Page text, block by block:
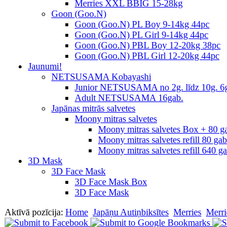
Merries XXL BBIG 15-28kg
Goon (Goo.N)
Goon (Goo.N) PL Boy 9-14kg 44pc
Goon (Goo.N) PL Girl 9-14kg 44pc
Goon (Goo.N) PBL Boy 12-20kg 38pc
Goon (Goo.N) PBL Girl 12-20kg 44pc
Jaunumi!
NETSUSAMA Kobayashi
Junior NETSUSAMA no 2g. līdz 10g.
Adult NETSUSAMA 16gab.
Japānas mitrās salvetes
Moony mitras salvetes
Moony mitras salvetes Box + 80
Moony mitras salvetes refill 80
Moony mitras salvetes refill 640
3D Mask
3D Face Mask
3D Face Mask Box
3D Face Mask
Aktīvā pozīcija: Home Japāņu Autiņbiksītes Merries